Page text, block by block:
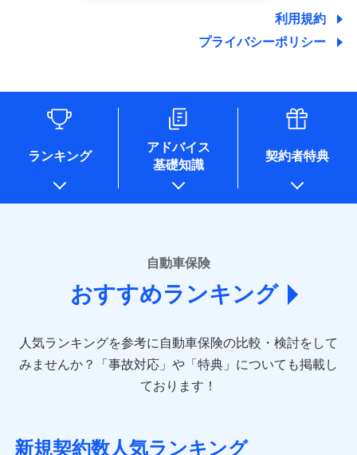
しくは委託を受けている保険会社・提携会社の保険その他に
関する情報を提供し、金融商品等の契約を勧奨するため、ま
た維持管理等の委託業務遂行のため、またそれらに付帯、関
情報を取引のある他の保険会社の商品・サービスをご提案す
るために利用させていただくことがあります。）
各種セミナーの開催のため
コンサルティングサービスの実施のため
アンケートやキャンペーン等の実施のため
上記に係る案内・手続き・管理等付帯業務を行うため
* 当社が委託を受けている保険会社の情報は、保険会社のホ
ームページに掲載しておりますので、ご確認ください。
あいおいニッセイ同和損害保険株式会社
(https://www.aioinissaydowa.co.jp/)
アクサ損害保険株式会社 (https://www.axa-
direct.co.jp/)
sompo.co.jp/)
東京海上ダイレクト損害保険株式会社 (https://www.e-
AIG損害保険株式会社 (https://www.aig.co.jp/sonpo)
ジェイアイ傷害火災保険株式会社
利用規約
プライバシーポリシー
ランキング
アドバイス
基礎知識
契約者特典
自動車保険
おすすめランキング
人気ランキングを参考に自動車保険の比較・検討をして
みませんか？
「事故対応」や「特典」についても掲載し
ております！
新規契約数人気ランキング